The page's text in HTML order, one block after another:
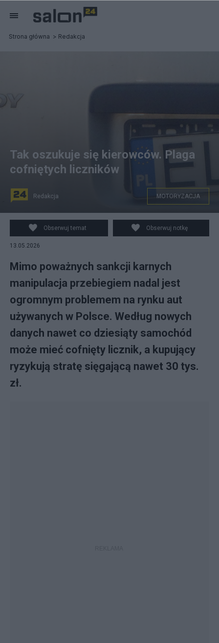
Strona główna Redakcja
Tak oszukuje się kierowców. Plaga
cofniętych liczników
Redakcja MOTORYZACJA
Obserwuj temat Obserwuj notkę
13.05.2026
Mimo poważnych sankcji karnych
manipulacja przebiegiem nadal jest
ogromnym problemem na rynku aut
używanych w Polsce. Według nowych
danych nawet co dziesiąty samochód
może mieć cofnięty licznik, a kupujący
ryzykują stratę sięgającą nawet 30 tys.
zł.